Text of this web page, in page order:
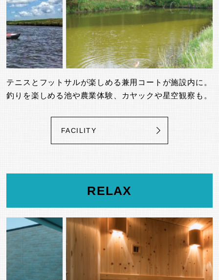
テニスとフットサルが楽しめる兼用コートが施設内に。
釣りを楽しめる池や農業体験、カヤックや星空観察も。
FACILITY
RELAX